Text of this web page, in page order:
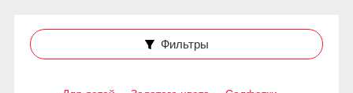
Фильтры